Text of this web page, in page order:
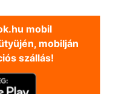
mobil
mobilján
szállás!